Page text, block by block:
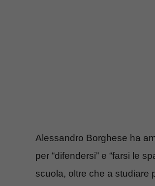
Alessandro Borghese ha
per “difendersi” e “farsi le
scuola, oltre che a studiare